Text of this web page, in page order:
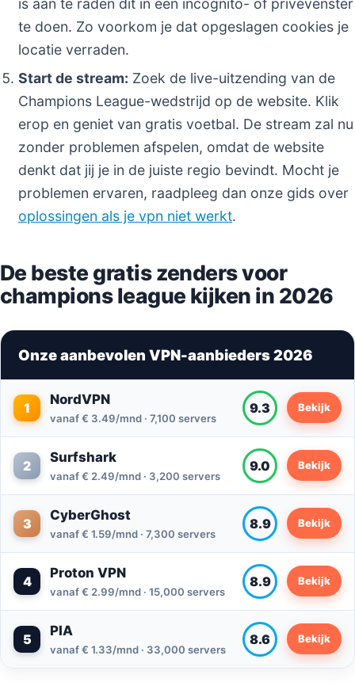
is aan te raden dit in een incognito- of privévenster
te doen. Zo voorkom je dat opgeslagen cookies je
locatie verraden.
Start de stream: Zoek de live-uitzending van de
Champions League-wedstrijd op de website. Klik
erop en geniet van gratis voetbal. De stream zal nu
zonder problemen afspelen, omdat de website
denkt dat jij je in de juiste regio bevindt. Mocht je
problemen ervaren, raadpleeg dan onze gids over
oplossingen als je vpn niet werkt.
De beste gratis zenders voor
champions league kijken in 2026
Onze aanbevolen VPN-aanbieders 2026
1
NordVPN
vanaf € 3.49/mnd · 7,100 servers
9.3 Bekijk
2
Surfshark
vanaf € 2.49/mnd · 3,200 servers
9.0 Bekijk
3
CyberGhost
vanaf € 1.59/mnd · 7,300 servers
8.9 Bekijk
4
Proton VPN
vanaf € 2.99/mnd · 15,000 servers
8.9 Bekijk
5
PIA
vanaf € 1.33/mnd · 33,000 servers
8.6 Bekijk